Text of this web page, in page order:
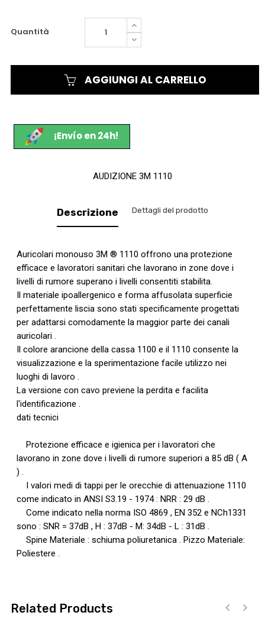
Quantità
AGGIUNGI AL CARRELLO
¡Envío en 24h!
AUDIZIONE 3M 1110
Descrizione Dettagli del prodotto
Auricolari monouso 3M ® 1110 offrono una protezione
efficace e lavoratori sanitari che lavorano in zone dove i
livelli di rumore superano i livelli consentiti stabilita.
Il materiale ipoallergenico e forma affusolata superficie
perfettamente liscia sono stati specificamente progettati
per adattarsi comodamente la maggior parte dei canali
auricolari .
Il colore arancione della cassa 1100 e il 1110 consente la
visualizzazione e la sperimentazione facile utilizzo nei
luoghi di lavoro .
La versione con cavo previene la perdita e facilita
l'identificazione .
dati tecnici
Protezione efficace e igienica per i lavoratori che
lavorano in zone dove i livelli di rumore superiori a 85 dB ( A
) .
I valori medi di tappi per le orecchie di attenuazione 1110
come indicato in ANSI S3.19 - 1974 : NRR : 29 dB .
Come indicato nella norma ISO 4869 , EN 352 e NCh1331
sono : SNR = 37dB , H : 37dB - M: 34dB - L : 31dB .
Spine Materiale : schiuma poliuretanica . Pizzo Materiale:
Poliestere .
Related Products